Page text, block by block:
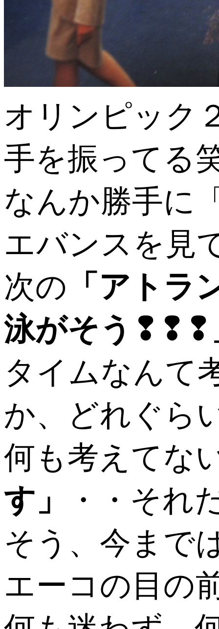
オリンピック
手を振ってる
なんか勝手に
エバンスを見
次の 「アト
泳がそう❢❢❢
タイムなんて
か、どれぐら
何も考えてな
す」
・・それ
そう、今まで
エーコの目の